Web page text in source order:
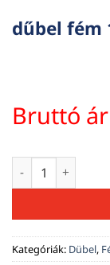
dűbel fém
Bruttó
dűbel fém
Kategóriák: Dübel,